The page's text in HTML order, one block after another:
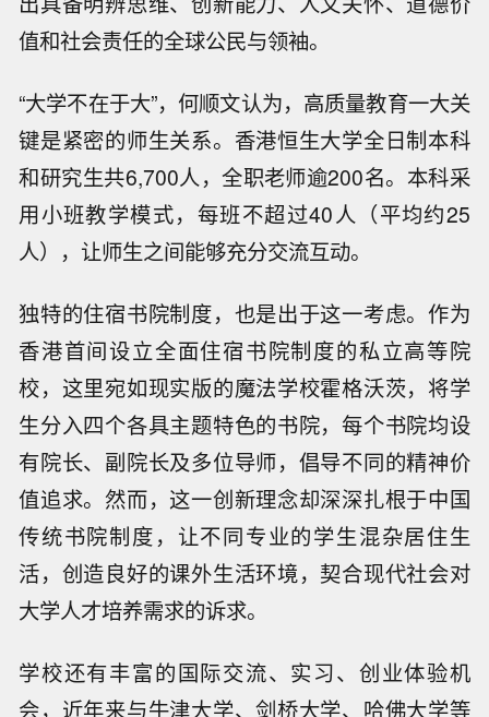
值和社会责任的全球公民与领袖。
“大学不在于大”，何顺文认为，高质量教育一大关
键是紧密的师生关系。香港恒生大学全日制本科
和研究生共6,700人，全职老师逾200名。本科采
用小班教学模式，每班不超过40人（平均约25
人），让师生之间能够充分交流互动。
独特的住宿书院制度，也是出于这一考虑。作为
香港首间设立全面住宿书院制度的私立高等院
校，这里宛如现实版的魔法学校霍格沃茨，将学
生分入四个各具主题特色的书院，每个书院均设
有院长、副院长及多位导师，倡导不同的精神价
值追求。然而，这一创新理念却深深扎根于中国
传统书院制度，让不同专业的学生混杂居住生
活，创造良好的课外生活环境，契合现代社会对
大学人才培养需求的诉求。
学校还有丰富的国际交流、实习、创业体验机
会，近年来与牛津大学、剑桥大学、哈佛大学等